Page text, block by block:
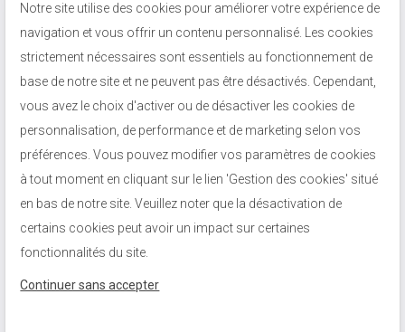
Notre site utilise des cookies pour améliorer votre expérience de
navigation et vous offrir un contenu personnalisé. Les cookies
strictement nécessaires sont essentiels au fonctionnement de
base de notre site et ne peuvent pas être désactivés. Cependant,
vous avez le choix d'activer ou de désactiver les cookies de
personnalisation, de performance et de marketing selon vos
préférences. Vous pouvez modifier vos paramètres de cookies
à tout moment en cliquant sur le lien 'Gestion des cookies' situé
en bas de notre site. Veuillez noter que la désactivation de
certains cookies peut avoir un impact sur certaines
fonctionnalités du site.
Continuer sans accepter